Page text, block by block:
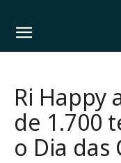
Ri Happy
de 1.700
o Dia das